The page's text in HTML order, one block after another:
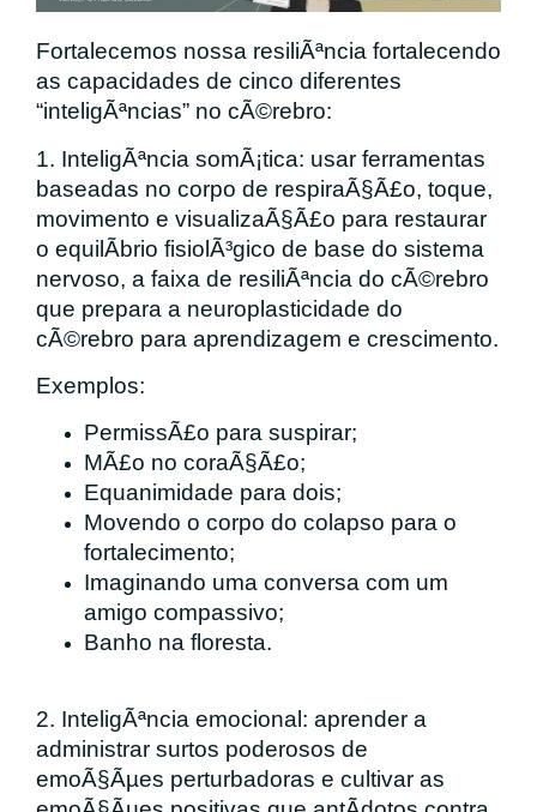
Fortalecemos nossa resiliÃªncia fortalecendo
as capacidades de cinco diferentes
“inteligÃªncias” no cÃ©rebro:
1. InteligÃªncia somÃ¡tica: usar ferramentas
baseadas no corpo de respiraÃ§Ã£o, toque,
movimento e visualizaÃ§Ã£o para restaurar
o equilÃ­brio fisiolÃ³gico de base do sistema
nervoso, a faixa de resiliÃªncia do cÃ©rebro
que prepara a neuroplasticidade do
cÃ©rebro para aprendizagem e crescimento.
Exemplos:
PermissÃ£o para suspirar;
MÃ£o no coraÃ§Ã£o;
Equanimidade para dois;
Movendo o corpo do colapso para o
fortalecimento;
Imaginando uma conversa com um
amigo compassivo;
Banho na floresta.
2. InteligÃªncia emocional: aprender a
administrar surtos poderosos de
emoÃ§Ãµes perturbadoras e cultivar as